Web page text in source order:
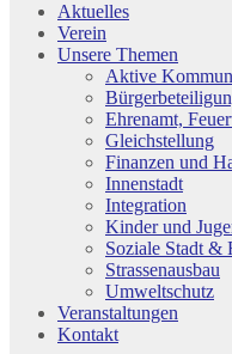
Aktuelles
Verein
Unsere Themen
Aktive
Ehrenamt,
Gleichstellung
Finanzen und
Innenstadt
Integration
Kinder und
Soziale Stadt &
Strassenausbau
Umweltschutz
Veranstaltungen
Kontakt